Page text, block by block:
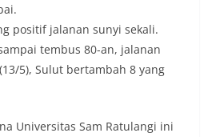
positif jalanan sunyi sekali.
tembus 80-an, jalanan
5), Sulut bertambah 8 yang
Universitas Sam Ratulangi ini